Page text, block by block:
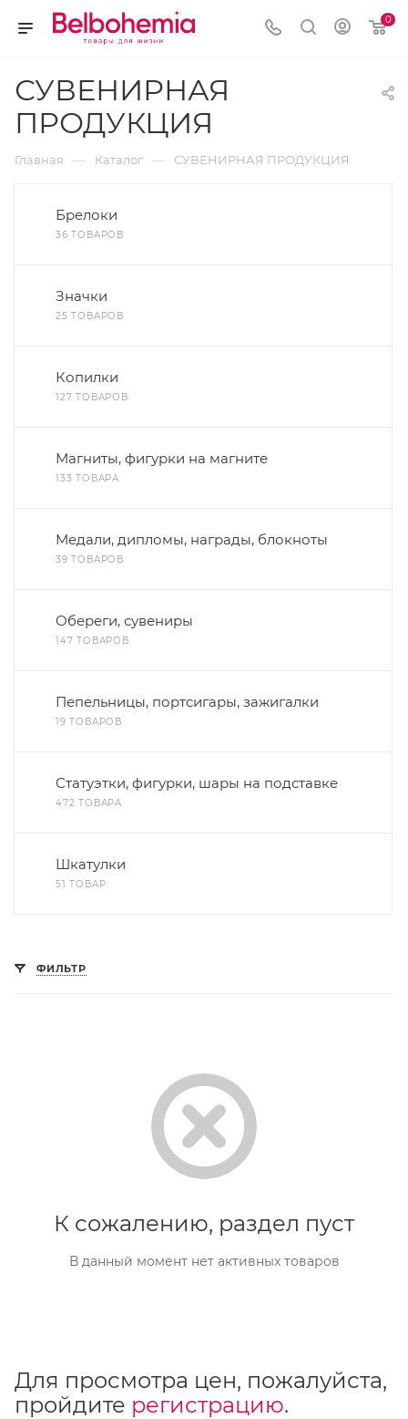
0
СУВЕНИРНАЯ
ПРОДУКЦИЯ
Главная — Каталог — СУВЕНИРНАЯ ПРОДУКЦИЯ
Брелоки
36 ТОВАРОВ
Значки
25 ТОВАРОВ
Копилки
127 ТОВАРОВ
Магниты, фигурки на магните
133 ТОВАРА
Медали, дипломы, награды, блокноты
39 ТОВАРОВ
Обереги, сувениры
147 ТОВАРОВ
Пепельницы, портсигары, зажигалки
19 ТОВАРОВ
Статуэтки, фигурки, шары на подставке
472 ТОВАРА
Шкатулки
51 ТОВАР
ФИЛЬТР
К сожалению, раздел пуст
В данный момент нет активных товаров
Для просмотра цен, пожалуйста,
пройдите регистрацию.